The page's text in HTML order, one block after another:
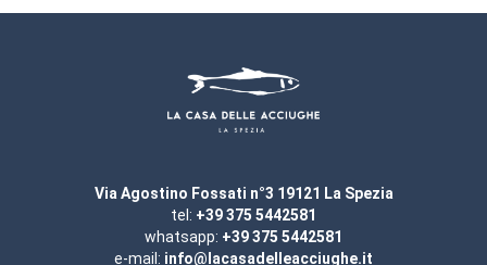
Via Agostino Fossati n°3 19121 La Spezia
tel: +39 375 5442581
whatsapp: +39 375 5442581
e-mail: info@lacasadelleacciughe.it